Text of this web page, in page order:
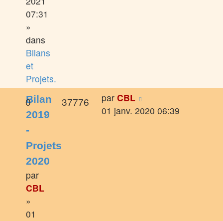
07:31
»
dans
Bilans
et
Projets.
Bilan
2019
-
Projets
2020
par
CBL
»
01
0 37776 par CBL
01 janv. 2020 06:39